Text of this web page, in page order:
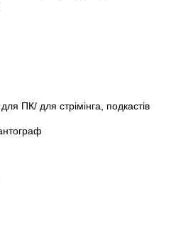
ПК/ для стрімінга, подкастів